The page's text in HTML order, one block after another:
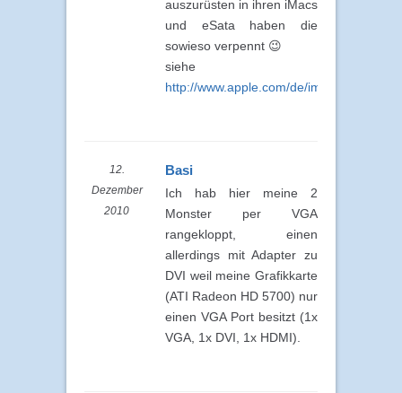
auszurüsten in ihren iMacs
und eSata haben die
sowieso verpennt 😉
siehe
http://www.apple.com/de/imac/specs.html
12.
Dezember
2010
Basi
Ich hab hier meine 2
Monster per VGA
rangekloppt, einen
allerdings mit Adapter zu
DVI weil meine Grafikkarte
(ATI Radeon HD 5700) nur
einen VGA Port besitzt (1x
VGA, 1x DVI, 1x HDMI).